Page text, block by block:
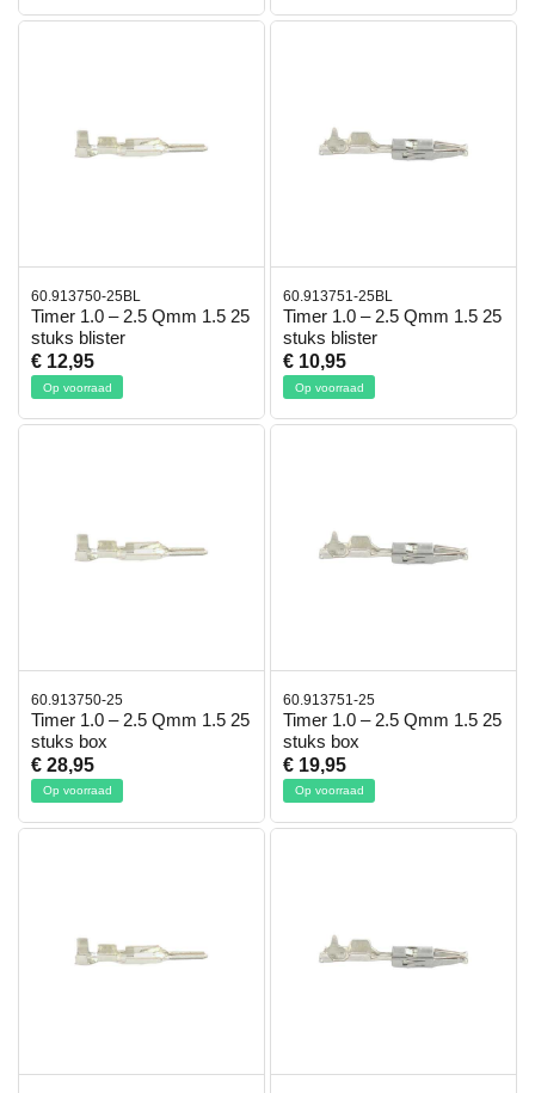
60.913750-25BL
Timer 1.0 – 2.5 Qmm 1.5 25
stuks blister
€ 12,95
Op voorraad
60.913751-25BL
Timer 1.0 – 2.5 Qmm 1.5 25
stuks blister
€ 10,95
Op voorraad
60.913750-25
Timer 1.0 – 2.5 Qmm 1.5 25
stuks box
€ 28,95
Op voorraad
60.913751-25
Timer 1.0 – 2.5 Qmm 1.5 25
stuks box
€ 19,95
Op voorraad